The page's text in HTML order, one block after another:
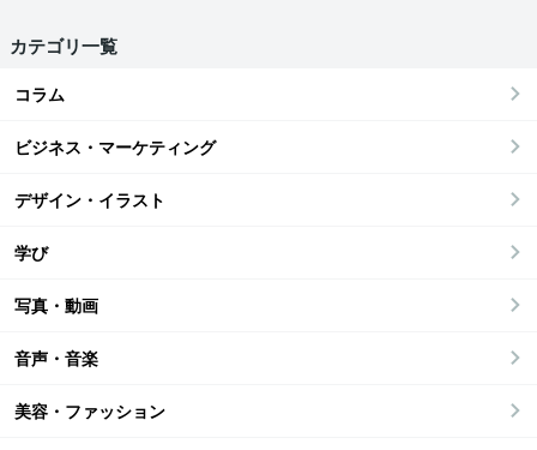
カテゴリ一覧
コラム
ビジネス・マーケティング
デザイン・イラスト
学び
写真・動画
音声・音楽
美容・ファッション